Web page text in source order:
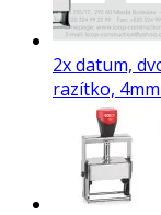
2x datum,
razítko, 4mm